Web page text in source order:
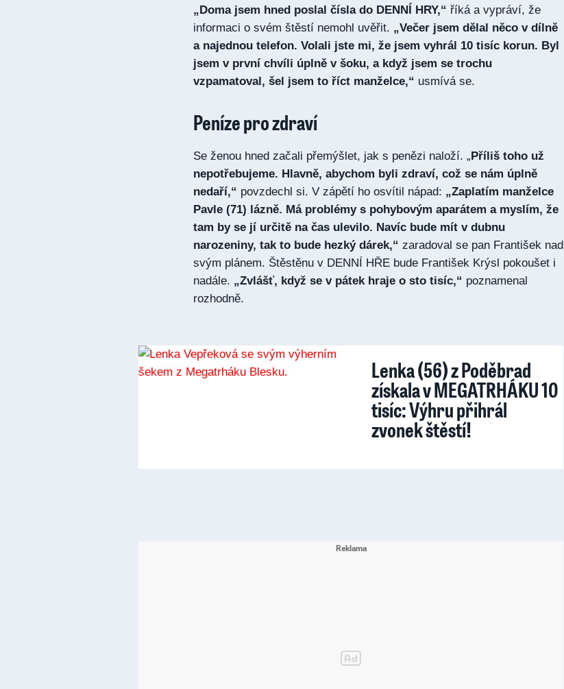
„Doma jsem hned poslal čísla do DENNÍ HRY,“ říká a vypráví, že
informaci o svém štěstí nemohl uvěřit. „Večer jsem dělal něco v dílně
a najednou telefon. Volali jste mi, že jsem vyhrál 10 tisíc korun. Byl
jsem v první chvíli úplně v šoku, a když jsem se trochu
vzpamatoval, šel jsem to říct manželce,“ usmívá se.
Peníze pro zdraví
Se ženou hned začali přemýšlet, jak s penězi naloží. „Příliš toho už
nepotřebujeme. Hlavně, abychom byli zdraví, což se nám úplně
nedaří,“ povzdechl si. V zápětí ho osvítil nápad: „Zaplatím manželce
Pavle (71) lázně. Má problémy s pohybovým aparátem a myslím, že
tam by se jí určitě na čas ulevilo. Navíc bude mít v dubnu
narozeniny, tak to bude hezký dárek,“ zaradoval se pan František nad
svým plánem. Štěstěnu v DENNÍ HŘE bude František Krýsl pokoušet i
nadále. „Zvlášť, když se v pátek hraje o sto tisíc,“ poznamenal
rozhodně.
Lenka (56) z Poděbrad
získala v MEGATRHÁKU 10
tisíc: Výhru přihrál
zvonek štěstí!